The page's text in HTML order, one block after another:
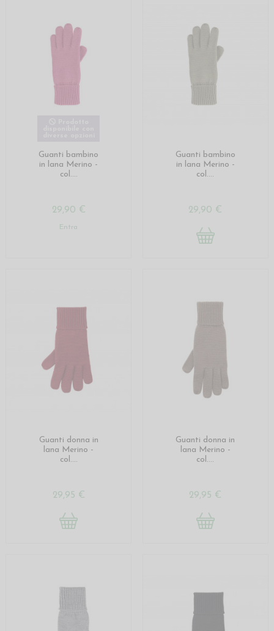
Guanti bambino
in lana Merino -
col....
29,90 €
Entra
Guanti bambino
in lana Merino -
col....
29,90 €
Guanti donna in
lana Merino -
col....
29,95 €
Guanti donna in
lana Merino -
col....
29,95 €